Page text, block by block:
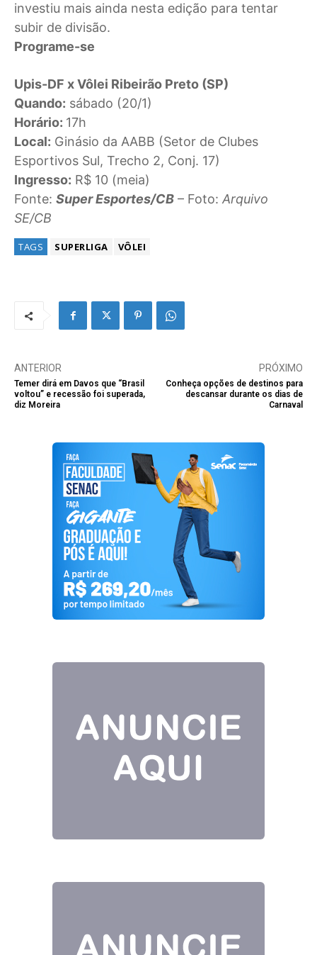
investiu mais ainda nesta edição para tentar
subir de divisão.
Programe-se
Upis-DF x Vôlei Ribeirão Preto (SP)
Quando: sábado (20/1)
Horário: 17h
Local: Ginásio da AABB (Setor de Clubes
Esportivos Sul, Trecho 2, Conj. 17)
Ingresso: R$ 10 (meia)
Fonte: Super Esportes/CB – Foto: Arquivo
SE/CB
TAGS SUPERLIGA VÔLEI
ANTERIOR
Temer dirá em Davos que “Brasil
voltou” e recessão foi superada,
diz Moreira
PRÓXIMO
Conheça opções de destinos para
descansar durante os dias de
Carnaval